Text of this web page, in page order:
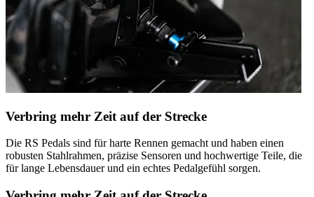
Verbring mehr Zeit auf der Strecke
Die RS Pedals sind für harte Rennen gemacht und haben einen
robusten Stahlrahmen, präzise Sensoren und hochwertige Teile, die
für lange Lebensdauer und ein echtes Pedalgefühl sorgen.